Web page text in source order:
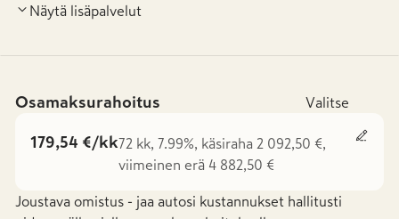
Näytä lisäpalvelut
Osamaksurahoitus Valitse
179,54 €/kk72 kk, 7.99%, käsiraha 2 092,50 €,
viimeinen erä 4 882,50 €
Joustava omistus - jaa autosi kustannukset hallitusti